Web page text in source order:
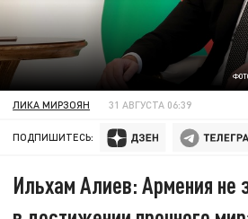
ЛИКА МИРЗОЯН 31 АВГУСТА 06:39
ПОДПИШИТЕСЬ:
Ильхам Алиев: Армения не